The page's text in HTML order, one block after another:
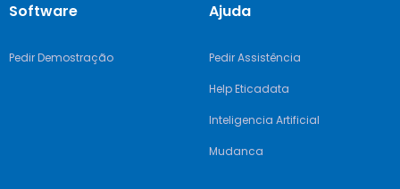
Software
Pedir Demostração
Ajuda
Pedir Assistência
Help Eticadata
Inteligencia Artificial
Mudanca